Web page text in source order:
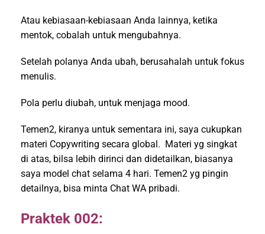
Atau kebiasaan-kebiasaan Anda lainnya, ketika
mentok, cobalah untuk mengubahnya.
Setelah polanya Anda ubah, berusahalah untuk fokus
menulis.
Pola perlu diubah, untuk menjaga mood.
Temen2, kiranya untuk sementara ini, saya cukupkan
materi Copywriting secara global. Materi yg singkat
di atas, bilsa lebih dirinci dan didetailkan, biasanya
saya model chat selama 4 hari. Temen2 yg pingin
detailnya, bisa minta Chat WA pribadi.
Praktek 002: